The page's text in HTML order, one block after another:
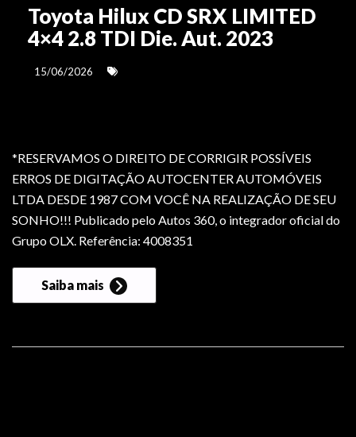
Toyota Hilux CD SRX LIMITED
4×4 2.8 TDI Die. Aut. 2023
15/06/2026
*RESERVAMOS O DIREITO DE CORRIGIR POSSÍVEIS
ERROS DE DIGITAÇÃO AUTOCENTER AUTOMÓVEIS
LTDA DESDE 1987 COM VOCÊ NA REALIZAÇÃO DE SEU
SONHO!!! Publicado pelo Autos 360, o integrador oficial do
Grupo OLX. Referência: 4008351
Saiba mais